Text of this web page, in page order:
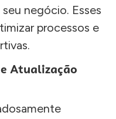
negócio. Esses
processos e
Atualização